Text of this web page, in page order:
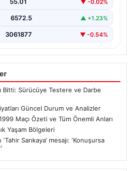
55.01 ▼ -0.02%
6572.5 ▲ +1.23%
3061877 ▼ -0.54%
Bitti: Sürücüye Testere ve Darbe
Güncel Durum ve Analizler
Maçı Özeti ve Tüm Önemli Anları
Yaşam Bölgeleri
‘Tahir Sarıkaya’ mesajı: ‘Konuşursa